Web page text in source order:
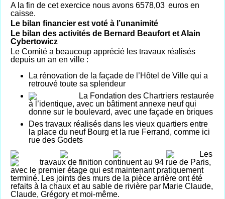
A la fin de cet exercice nous avons 6578,03 euros en
caisse.
Le bilan financier est voté à l’unanimité
Le bilan des activités de Bernard Beaufort et Alain
Cybertowicz
Le Comité a beaucoup apprécié les travaux réalisés
depuis un an en ville :
La rénovation de la façade de l’Hôtel de Ville qui a
retrouvé toute sa splendeur
La Fondation des Chartriers restaurée
à l’identique, avec un bâtiment annexe neuf qui
donne sur le boulevard, avec une façade en briques
Des travaux réalisés dans les vieux quartiers entre
la place du neuf Bourg et la rue Ferrand, comme ici
rue des Godets
Les
travaux de finition continuent au 94 rue de Paris,
avec le premier étage qui est maintenant pratiquement
terminé. Les joints des murs de la pièce arrière ont été
refaits à la chaux et au sable de rivière par Marie Claude,
Claude, Grégory et moi-même.